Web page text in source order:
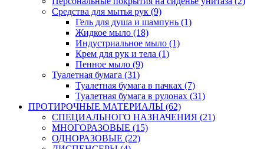
Средства для мытья рук (9)
Гель для душа и шампунь (1)
Жидкое мыло (18)
Индустриальное мыло (1)
Крем для рук и тела (1)
Пенное мыло (9)
Туалетная бумага (31)
Туалетная бумага в пачках (7)
Туалетная бумага в рулонах (31)
ПРОТИРОЧНЫЕ МАТЕРИАЛЫ (62)
СПЕЦИАЛЬНОГО НАЗНАЧЕНИЯ (21)
МНОГОРАЗОВЫЕ (15)
ОДНОРАЗОВЫЕ (22)